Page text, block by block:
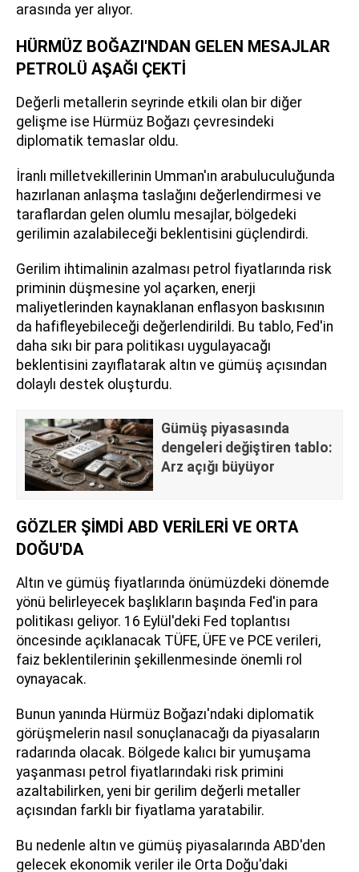
arasında yer alıyor.
HÜRMÜZ BOĞAZI'NDAN GELEN MESAJLAR
PETROLÜ AŞAĞI ÇEKTİ
Değerli metallerin seyrinde etkili olan bir diğer
gelişme ise Hürmüz Boğazı çevresindeki
diplomatik temaslar oldu.
İranlı milletvekillerinin Umman'ın arabuluculuğunda
hazırlanan anlaşma taslağını değerlendirmesi ve
taraflardan gelen olumlu mesajlar, bölgedeki
gerilimin azalabileceği beklentisini güçlendirdi.
Gerilim ihtimalinin azalması petrol fiyatlarında risk
priminin düşmesine yol açarken, enerji
maliyetlerinden kaynaklanan enflasyon baskısının
da hafifleyebileceği değerlendirildi. Bu tablo, Fed'in
daha sıkı bir para politikası uygulayacağı
beklentisini zayıflatarak altın ve gümüş açısından
dolaylı destek oluşturdu.
Gümüş piyasasında
dengeleri değiştiren tablo:
Arz açığı büyüyor
GÖZLER ŞİMDİ ABD VERİLERİ VE ORTA
DOĞU'DA
Altın ve gümüş fiyatlarında önümüzdeki dönemde
yönü belirleyecek başlıkların başında Fed'in para
politikası geliyor. 16 Eylül'deki Fed toplantısı
öncesinde açıklanacak TÜFE, ÜFE ve PCE verileri,
faiz beklentilerinin şekillenmesinde önemli rol
oynayacak.
Bunun yanında Hürmüz Boğazı'ndaki diplomatik
görüşmelerin nasıl sonuçlanacağı da piyasaların
radarında olacak. Bölgede kalıcı bir yumuşama
yaşanması petrol fiyatlarındaki risk primini
azaltabilirken, yeni bir gerilim değerli metaller
açısından farklı bir fiyatlama yaratabilir.
Bu nedenle altın ve gümüş piyasalarında ABD'den
gelecek ekonomik veriler ile Orta Doğu'daki